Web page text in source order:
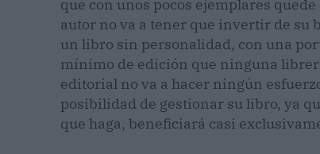
que con unos pocos ejemplares
autor no va a tener que invertir de su
un libro sin personalidad, con una
mínimo de edición que ninguna
editorial no va a hacer ningún
posibilidad de gestionar su libro, ya
que haga, beneficiará casi